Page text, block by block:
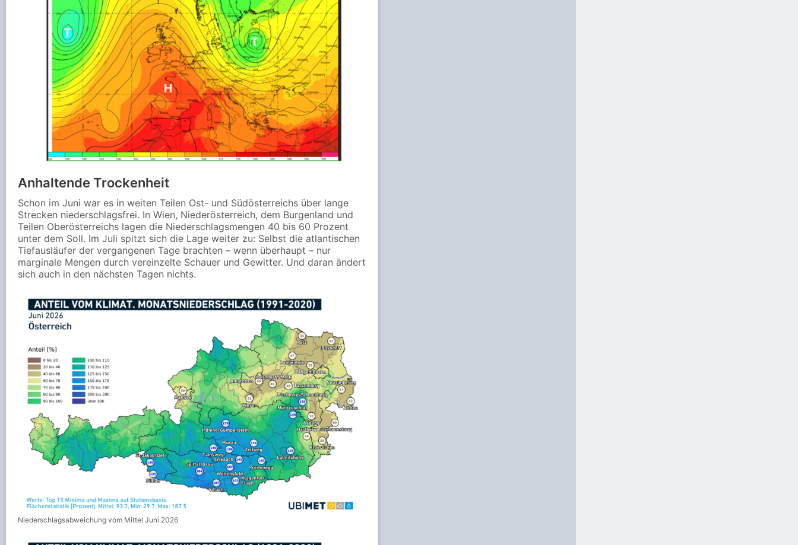
Anhaltende Trockenheit
Schon im Juni war es in weiten Teilen Ost- und Südösterreichs über lange
Strecken niederschlagsfrei. In Wien, Niederösterreich, dem Burgenland und
Teilen Oberösterreichs lagen die Niederschlagsmengen 40 bis 60 Prozent
unter dem Soll. Im Juli spitzt sich die Lage weiter zu: Selbst die atlantischen
Tiefausläufer der vergangenen Tage brachten – wenn überhaupt – nur
marginale Mengen durch vereinzelte Schauer und Gewitter. Und daran ändert
sich auch in den nächsten Tagen nichts.
Niederschlagsabweichung vom Mittel Juni 2026